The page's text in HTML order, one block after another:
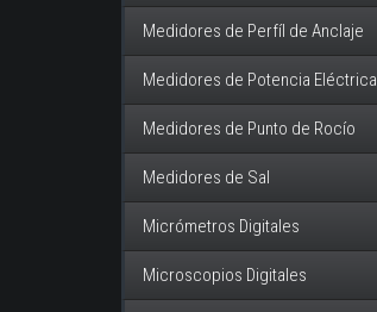
Medidores de Perfíl de Anclaje
Medidores de Potencia Eléctrica
Medidores de Punto de Rocío
Medidores de Sal
Micrómetros Digitales
Microscopios Digitales